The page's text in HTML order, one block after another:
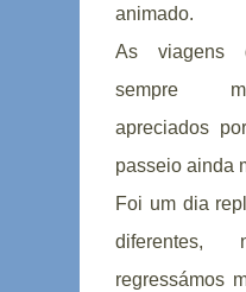
animado.
As viagens
sempre
apreciados
passeio ainda
Foi um dia
regressámos